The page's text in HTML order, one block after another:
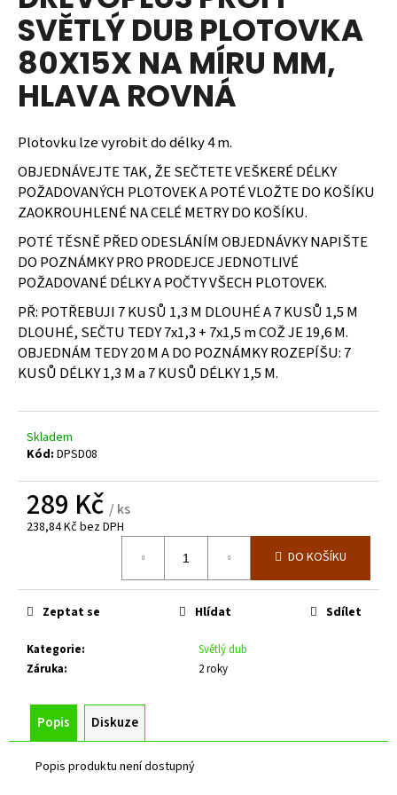
0,0
z
5
hvězdiček.
SVĚTLÝ DUB PLOTOVKA
80X15X NA MÍRU MM,
HLAVA ROVNÁ
Plotovku lze vyrobit do délky 4 m.
OBJEDNÁVEJTE TAK, ŽE SEČTETE VEŠKERÉ DÉLKY
POŽADOVANÝCH PLOTOVEK A POTÉ VLOŽTE DO KOŠÍKU
ZAOKROUHLENÉ NA CELÉ METRY DO KOŠÍKU.
POTÉ TĚSNĚ PŘED ODESLÁNÍM OBJEDNÁVKY NAPIŠTE
DO POZNÁMKY PRO PRODEJCE JEDNOTLIVÉ
POŽADOVANÉ DÉLKY A POČTY VŠECH PLOTOVEK.
PŘ: POTŘEBUJI 7 KUSŮ 1,3 M DLOUHÉ A 7 KUSŮ 1,5 M
DLOUHÉ, SEČTU TEDY 7x1,3 + 7x1,5 m COŽ JE 19,6 M.
OBJEDNÁM TEDY 20 M A DO POZNÁMKY ROZEPÍŠU: 7
KUSŮ DÉLKY 1,3 M a 7 KUSŮ DÉLKY 1,5 M.
Skladem
Kód: DPSD08
289 Kč / ks
238,84 Kč bez DPH
DO KOŠÍKU
Kategorie:
Světlý dub
Záruka: 2 roky
Zeptat se Hlídat Sdílet
Popis Diskuze
Popis produktu není dostupný
a
j
í
t
?
HLEDAT
D
o
p
o
r
u
u
e
m
e
ZN+PVC,
PRŮMĚR
STĚNY
1,25MM,
1400
126